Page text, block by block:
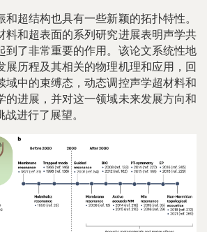
超结构也具有一些新颖的拓扑特性。
料和超表面的系列研究进展表明声学共
到了非常重要的作用。该论文系统性地
展历程及其相关的物理机理和应用，回
域中的束缚态，动态调控声学超材料和
的进展，并对这一领域未来发展方向和
进行了展望。